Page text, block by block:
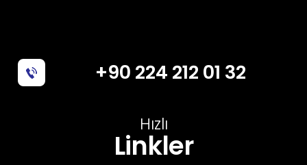
+90 224 212 01 32
Hızlı
Linkler